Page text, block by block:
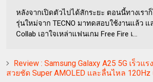
หลังจากเปิดตัวไปได้สักระยะ ตอนนี้ทางเรา
รุ่นใหม่จาก TECNO มาทดสอบใช้งานแล้ว แ
Collab เอาใจเหล่าแฟนเกม Free Fire เ...
Review : Samsung Galaxy A25 5G เร็วแร
สวยชัด Super AMOLED และลื่นไหล 120Hz